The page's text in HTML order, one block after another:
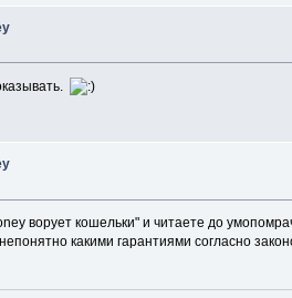
ворует кошельки" и читаете до
какими гарантиями согласно